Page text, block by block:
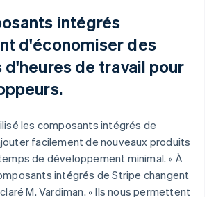
intégrés
d'économiser des
d'heures de travail pour
les composants intégrés de
facilement de nouveaux produits
de développement minimal. « À
intégrés de Stripe changent
M. Vardiman. « Ils nous permettent